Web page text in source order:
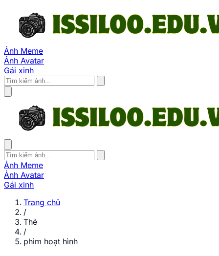
Ảnh Meme
Ảnh Avatar
Gái xinh
Ảnh Meme
Ảnh Avatar
Gái xinh
Trang chủ
/
Thẻ
/
phim hoạt hình